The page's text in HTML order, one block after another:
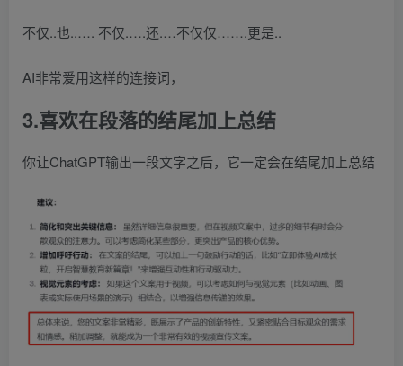
不仅..也..…. 不仅.….还.…不仅仅…….更是..
AI非常爱用这样的连接词，
3.喜欢在段落的结尾加上总结
你让ChatGPT输出一段文字之后，它一定会在结尾加上总结